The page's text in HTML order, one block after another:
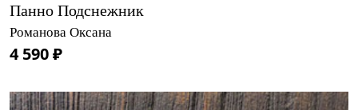
Панно Подснежник
Романова Оксана
4 590 ₽